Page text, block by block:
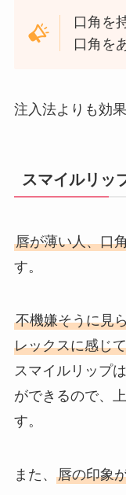
口角を
口角を
注入法よりも効
スマイルリッ
唇が薄い人、口
す。
不機嫌そうに見
レックスに感じ
スマイルリップ
ができるので、
す。
また、 唇の印象